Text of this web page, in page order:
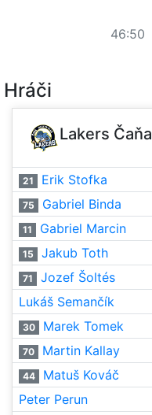
46:50
Hráči
Lakers Čaňa
21 Erik Stofka
75 Gabriel Binda
11 Gabriel Marcin
15 Jakub Toth
71
Jozef Šoltés
Lukáš Semančík
30 Marek Tomek
70 Martin Kallay
44 Matuš Kováč
Peter Perun